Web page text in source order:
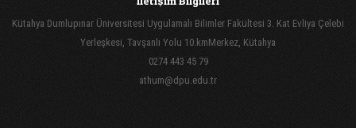
Kütahya Dumlupınar Üniversitesi Uygulamalı Bilimler Fakültesi 3. Kat Evliya Çelebi
Yerleşkesi, Tavşanlı Yolu 10.kmMerkez, Kütahya
0274 443 45 79
athum@dpu.edu.tr